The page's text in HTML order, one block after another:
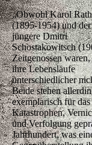
„Obwohl Karol
(1895-1954) und
jüngere Dmitri
Schostakowitsch
Zeitgenossen
ihre Lebensläufe
unterschiedlicher
Beide stehen
exemplarisch für
Katastrophen,
und Verfolgung
Jahrhundert, was